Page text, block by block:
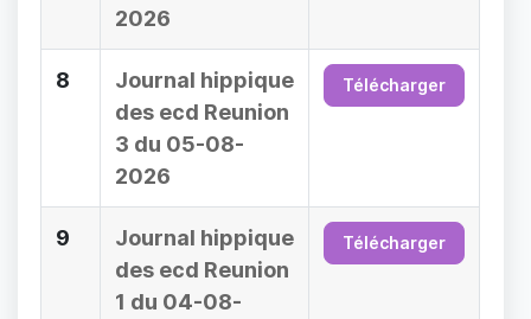
2026
8
Journal hippique
des ecd Reunion
3 du 05-08-
2026
Télécharger
9
Journal hippique
des ecd Reunion
1 du 04-08-
Télécharger